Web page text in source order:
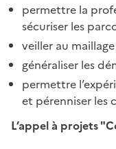
permettre la
sécuriser les
veiller au
généraliser les
permettre
et pérenniser les
L’appel à projets